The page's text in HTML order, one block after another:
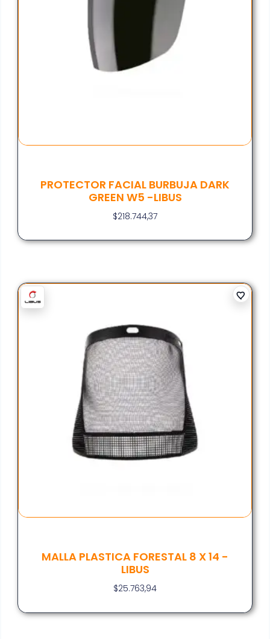
PROTECTOR FACIAL BURBUJA DARK
GREEN W5 -LIBUS
$218.744,37
MALLA PLASTICA FORESTAL 8 X 14 -
LIBUS
$25.763,94